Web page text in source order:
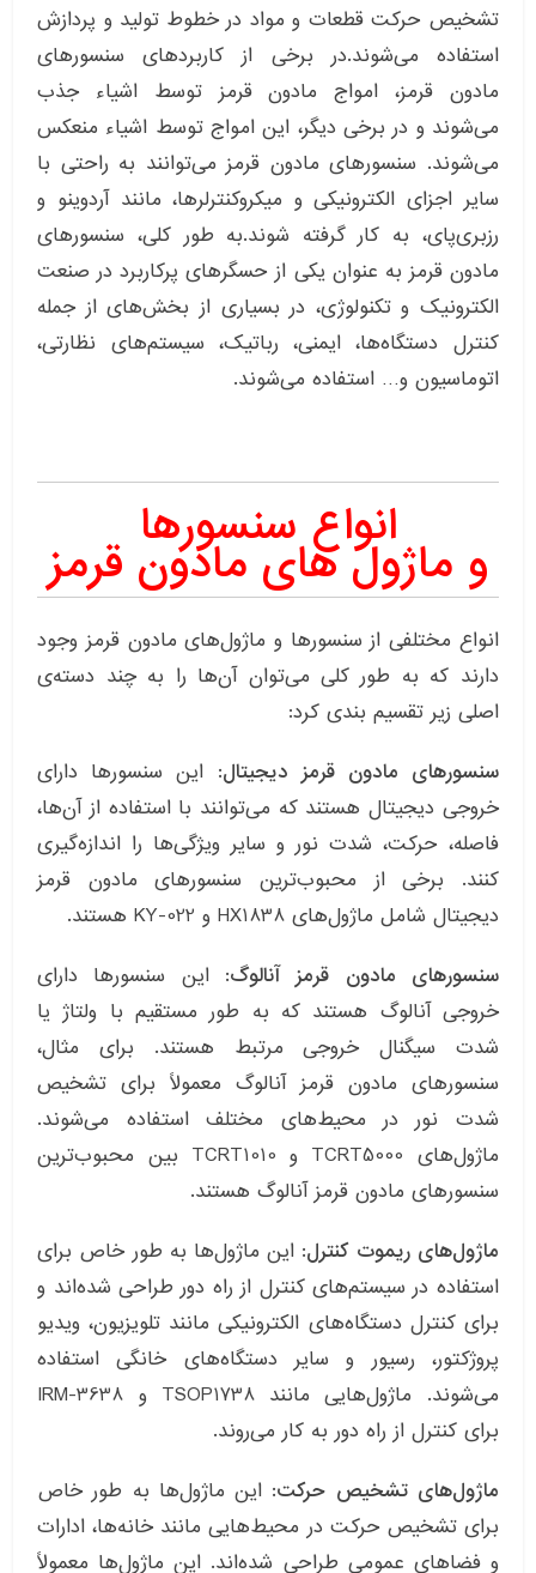
تشخیص حرکت قطعات و مواد در خطوط تولید و پردازش
استفاده می‌شوند.در برخی از کاربردهای سنسورهای
مادون قرمز، امواج مادون قرمز توسط اشیاء جذب
می‌شوند و در برخی دیگر، این امواج توسط اشیاء منعکس
می‌شوند. سنسورهای مادون قرمز می‌توانند به راحتی با
سایر اجزای الکترونیکی و میکروکنترلرها، مانند آردوینو و
رزبری‌پای، به کار گرفته شوند.به طور کلی، سنسورهای
مادون قرمز به عنوان یکی از حسگرهای پرکاربرد در صنعت
الکترونیک و تکنولوژی، در بسیاری از بخش‌های از جمله
کنترل دستگاه‌ها، ایمنی، رباتیک، سیستم‌های نظارتی،
اتوماسیون و… استفاده می‌شوند.
انواع سنسورها
و ماژولهای مادون قرمز
انواع مختلفی از سنسورها و ماژول‌های مادون قرمز وجود
دارند که به طور کلی می‌توان آن‌ها را به چند دسته‌ی
اصلی زیر تقسیم بندی کرد:
سنسورهای مادون قرمز دیجیتال: این سنسورها دارای
خروجی دیجیتال هستند که می‌توانند با استفاده از آن‌ها،
فاصله، حرکت، شدت نور و سایر ویژگی‌ها را اندازه‌گیری
کنند. برخی از محبوب‌ترین سنسورهای مادون قرمز
دیجیتال شامل ماژول‌های HX1838 و KY-022 هستند.
سنسورهای مادون قرمز آنالوگ: این سنسورها دارای
خروجی آنالوگ هستند که به طور مستقیم با ولتاژ یا
شدت سیگنال خروجی مرتبط هستند. برای مثال،
سنسورهای مادون قرمز آنالوگ معمولاً برای تشخیص
شدت نور در محیط‌های مختلف استفاده می‌شوند.
ماژول‌های TCRT5000 و TCRT1010 بین محبوب‌ترین
سنسورهای مادون قرمز آنالوگ هستند.
ماژول‌های ریموت کنترل: این ماژول‌ها به طور خاص برای
استفاده در سیستم‌های کنترل از راه دور طراحی شده‌اند و
برای کنترل دستگاه‌های الکترونیکی مانند تلویزیون، ویدیو
پروژکتور، رسیور و سایر دستگاه‌های خانگی استفاده
می‌شوند. ماژول‌هایی مانند TSOP1738 و IRM-3638
برای کنترل از راه دور به کار می‌روند.
ماژول‌های تشخیص حرکت: این ماژول‌ها به طور خاص
برای تشخیص حرکت در محیط‌هایی مانند خانه‌ها، ادارات
و فضاهای عمومی طراحی شده‌اند. این ماژول‌ها معمولاً